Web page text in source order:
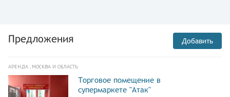
Предложения Добавить
АРЕНДА , МОСКВА И ОБЛАСТЬ
Торговое помещение в
супермаркете "Атак"